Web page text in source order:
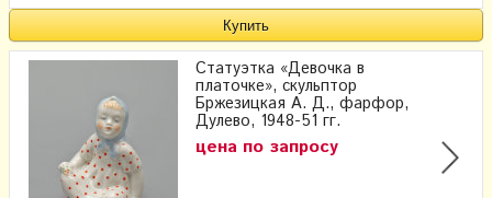
Статуэтка «Девочка в
платочке», скульптор
Бржезицкая А. Д., фарфор,
Дулево, 1948-51 гг.
цена по запросу